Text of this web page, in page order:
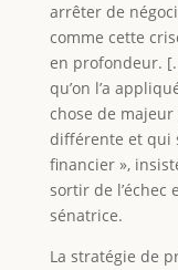
arrêter de
comme cette
en profondeur.
qu’on l’a
chose de
différente et qui
financier »,
sortir de l’échec
sénatrice.
La stratégie de